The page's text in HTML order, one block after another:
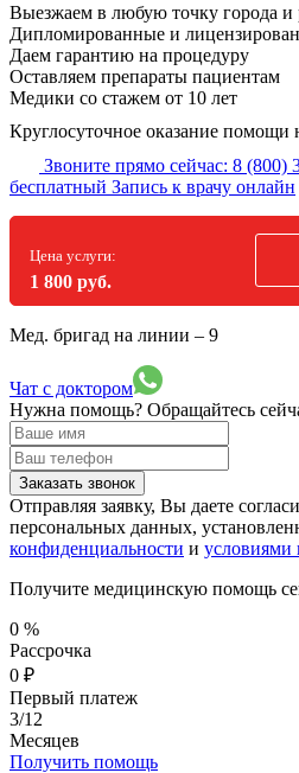
Выезжаем в любую точку города и
Дипломированные и
Даем гарантию на процедуру
Оставляем препараты пациентам
Медики со стажем от 10 лет
Круглосуточное оказание
Звоните прямо сейчас: 8 (800)
бесплатный Запись к врачу онлайн
Цена услуги:
1 800 руб.
Мед. бригад на линии – 9
Чат с доктором
Нужна помощь? Обращайтесь
Заказать звонок
Отправляя заявку, Вы даете
персональных данных,
конфиденциальности и условиями
Получите медицинскую помощь
0 %
Рассрочка
0 ₽
Первый платеж
3/12
Месяцев
Получить помощь